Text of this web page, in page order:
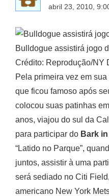
abril 23, 2010,
Bulldogue assistirá jogo
Crédito: Reprodução/NY
Pela primeira vez em sua
que ficou famoso após
colocou suas patinhas
anos, viajou do sul da
para participar do Bark
“Latido no Parque”,
juntos, assistir à uma
será sediado no Citi
americano New York